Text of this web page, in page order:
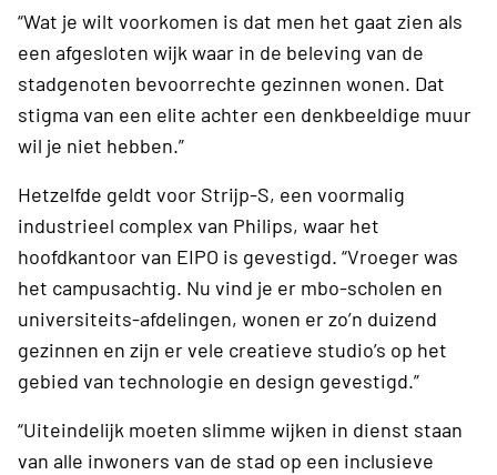
“Wat je wilt voorkomen is dat men het gaat zien als
een afgesloten wijk waar in de beleving van de
stadgenoten bevoorrechte gezinnen wonen. Dat
stigma van een elite achter een denkbeeldige muur
wil je niet hebben.”
Hetzelfde geldt voor Strijp-S, een voormalig
industrieel complex van Philips, waar het
hoofdkantoor van EIPO is gevestigd. “Vroeger was
het campusachtig. Nu vind je er mbo-scholen en
universiteits-afdelingen, wonen er zo’n duizend
gezinnen en zijn er vele creatieve studio’s op het
gebied van technologie en design gevestigd.”
“Uiteindelijk moeten slimme wijken in dienst staan
van alle inwoners van de stad op een inclusieve